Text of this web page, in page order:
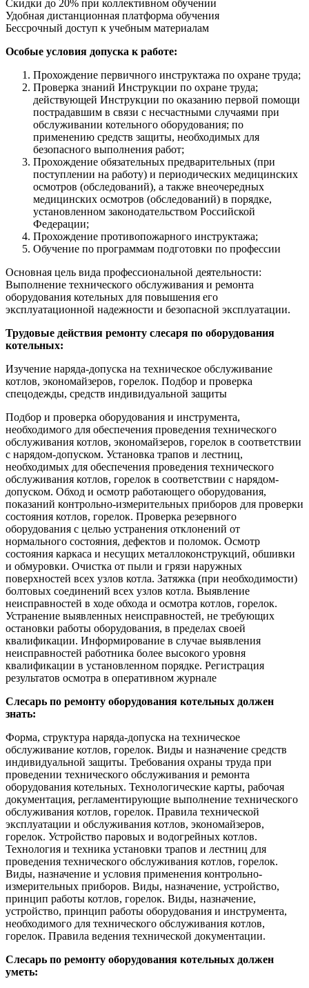
Скидки до 20% при коллективном обучении
Удобная дистанционная платформа обучения
Бессрочный доступ к учебным материалам
Особые условия допуска к работе:
Прохождение первичного инструктажа по охране труда;
Проверка знаний Инструкции по охране труда;
действующей Инструкции по оказанию первой помощи
пострадавшим в связи с несчастными случаями при
обслуживании котельного оборудования; по
применению средств защиты, необходимых для
безопасного выполнения работ;
Прохождение обязательных предварительных (при
поступлении на работу) и периодических медицинских
осмотров (обследований), а также внеочередных
медицинских осмотров (обследований) в порядке,
установленном законодательством Российской
Федерации;
Прохождение противопожарного инструктажа;
Обучение по программам подготовки по профессии
Основная цель вида профессиональной деятельности:
Выполнение технического обслуживания и ремонта
оборудования котельных для повышения его
эксплуатационной надежности и безопасной эксплуатации.
Трудовые действия ремонту слесаря по оборудования
котельных:
Изучение наряда-допуска на техническое обслуживание
котлов, экономайзеров, горелок. Подбор и проверка
спецодежды, средств индивидуальной защиты
Подбор и проверка оборудования и инструмента,
необходимого для обеспечения проведения технического
обслуживания котлов, экономайзеров, горелок в соответствии
с нарядом-допуском. Установка трапов и лестниц,
необходимых для обеспечения проведения технического
обслуживания котлов, горелок в соответствии с нарядом-
допуском. Обход и осмотр работающего оборудования,
показаний контрольно-измерительных приборов для проверки
состояния котлов, горелок. Проверка резервного
оборудования с целью устранения отклонений от
нормального состояния, дефектов и поломок. Осмотр
состояния каркаса и несущих металлоконструкций, обшивки
и обмуровки. Очистка от пыли и грязи наружных
поверхностей всех узлов котла. Затяжка (при необходимости)
болтовых соединений всех узлов котла. Выявление
неисправностей в ходе обхода и осмотра котлов, горелок.
Устранение выявленных неисправностей, не требующих
остановки работы оборудования, в пределах своей
квалификации. Информирование в случае выявления
неисправностей работника более высокого уровня
квалификации в установленном порядке. Регистрация
результатов осмотра в оперативном журнале
Слесарь по ремонту оборудования котельных должен
знать:
Форма, структура наряда-допуска на техническое
обслуживание котлов, горелок. Виды и назначение средств
индивидуальной защиты. Требования охраны труда при
проведении технического обслуживания и ремонта
оборудования котельных. Технологические карты, рабочая
документация, регламентирующие выполнение технического
обслуживания котлов, горелок. Правила технической
эксплуатации и обслуживания котлов, экономайзеров,
горелок. Устройство паровых и водогрейных котлов.
Технология и техника установки трапов и лестниц для
проведения технического обслуживания котлов, горелок.
Виды, назначение и условия применения контрольно-
измерительных приборов. Виды, назначение, устройство,
принцип работы котлов, горелок. Виды, назначение,
устройство, принцип работы оборудования и инструмента,
необходимого для технического обслуживания котлов,
горелок. Правила ведения технической документации.
Слесарь по ремонту оборудования котельных должен
уметь: